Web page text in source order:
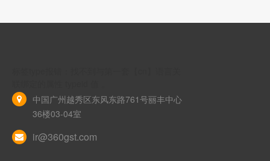
中国广州越秀区东风东路761号丽丰中心
36楼03-04室
ir@360gst.com